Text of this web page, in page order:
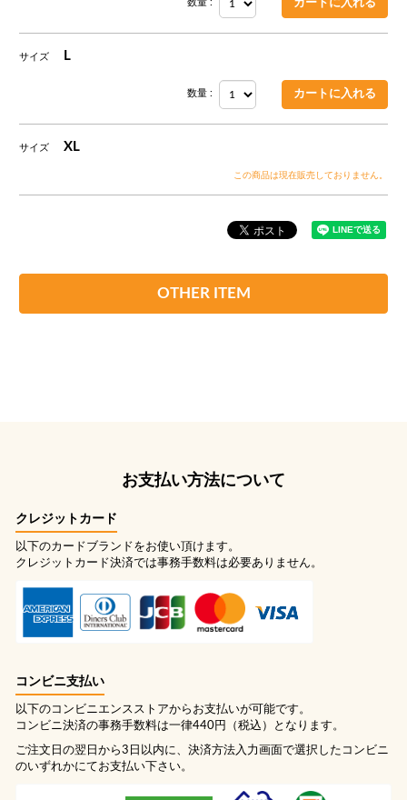
数量 :
サイズ L
数量 :
サイズ XL
この商品は現在販売しておりません。
OTHER ITEM
お支払い方法について
クレジットカード
以下のカードブランドをお使い頂けます。
クレジットカード決済では事務手数料は必要ありません。
コンビニ支払い
以下のコンビニエンスストアからお支払いが可能です。
コンビニ決済の事務手数料は一律440円（税込）となります。
ご注文日の翌日から3日以内に、決済方法入力画面で選択したコンビニ
のいずれかにてお支払い下さい。